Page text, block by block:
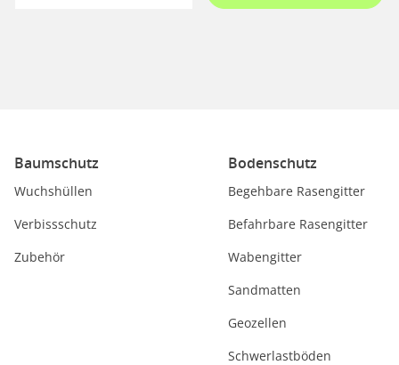
Baumschutz
Wuchshüllen
Verbissschutz
Zubehör
Bodenschutz
Begehbare Rasengitter
Befahrbare Rasengitter
Wabengitter
Sandmatten
Geozellen
Schwerlastböden